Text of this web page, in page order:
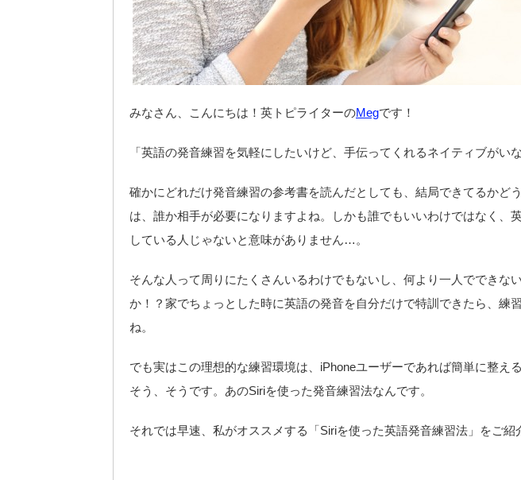
みなさん、こんにちは！英トピライターのMegです！
「英語の発音練習を気軽にしたいけど、手伝ってくれるネイティブがいな
確かにどれだけ発音練習の参考書を読んだとしても、結局できてるかど
は、誰か相手が必要になりますよね。しかも誰でもいいわけではなく、
している人じゃないと意味がありません…。
そんな人って周りにたくさんいるわけでもないし、何より一人でできな
か！？家でちょっとした時に英語の発音を自分だけで特訓できたら、練
ね。
でも実はこの理想的な練習環境は、iPhoneユーザーであれば簡単に整え
そう、そうです。あのSiriを使った発音練習法なんです。
それでは早速、私がオススメする「Siriを使った英語発音練習法」をご紹